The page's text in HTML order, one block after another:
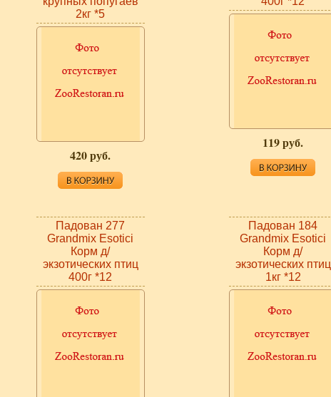
2кг *5
420 руб.
119 руб.
Падован 277
Grandmix Esotici
Корм д/
экзотических птиц
400г *12
Падован 184
Grandmix Esotici
Корм д/
экзотических птиц
1кг *12